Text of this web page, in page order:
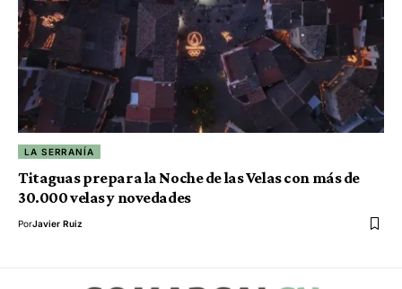
LA SERRANÍA
Titaguas prepara la Noche de las Velas con más de
30.000 velas y novedades
PorJavier Ruiz